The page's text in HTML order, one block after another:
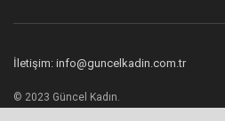
İletişim: info@guncelkadin.com.tr
© 2023 Güncel Kadın.